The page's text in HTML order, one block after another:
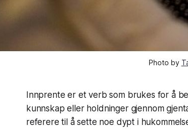
Photo by
Innprente er et verb som brukes for å
kunnskap eller holdninger gjennom
referere til å sette noe dypt i